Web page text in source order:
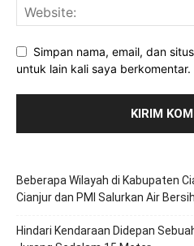
Simpan nama, email, dan
untuk lain kali saya berkomentar.
Beberapa Wilayah di Kabupaten
Cianjur dan PMI Salurkan Air Bersih
Hindari Kendaraan Didepan